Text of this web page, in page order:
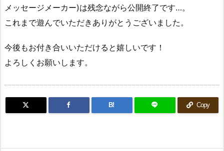
メッセージメーカー)は残念ながら公開終了です…。
これまで遊んでいただきありがとうございました。
今後もお付き合いいただけると嬉しいです！
よろしくお願いします。
B! Copy